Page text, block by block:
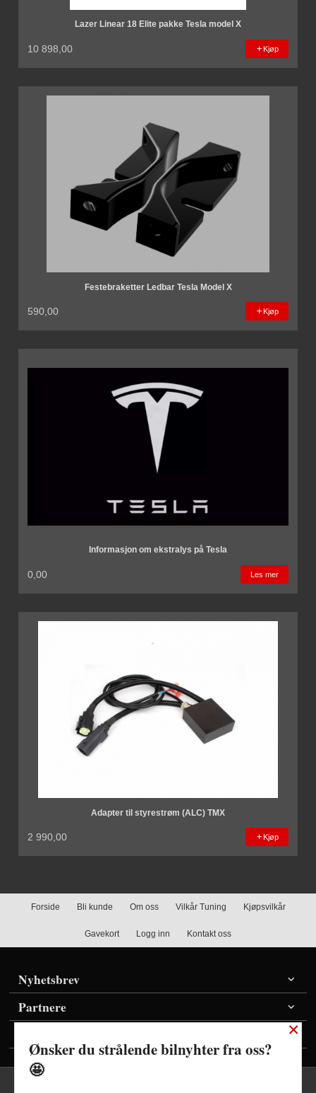
Lazer Linear 18 Elite pakke Tesla model X
10 898,00 Kjøp
Festebraketter Ledbar Tesla Model X
590,00 Kjøp
Informasjon om ekstralys på Tesla
0,00 Les mer
Adapter til styrestrøm (ALC) TMX
2 990,00 Kjøp
Forside Bli kunde Om oss Vilkår Tuning Kjøpsvilkår
Gavekort Logg inn Kontakt oss
Nyhetsbrev
Partnere
×
Ønsker du strålende bilnyhter fra oss?
🤩